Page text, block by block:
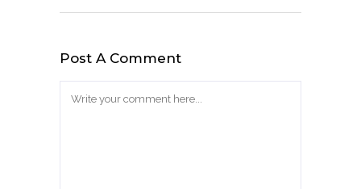
Post A Comment